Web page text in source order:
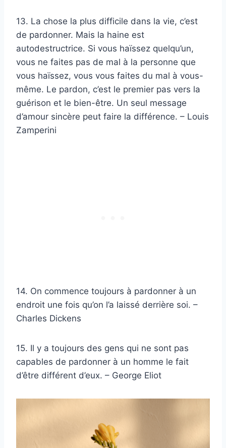
13. La chose la plus difficile dans la vie, c’est
de pardonner. Mais la haine est
autodestructrice. Si vous haïssez quelqu’un,
vous ne faites pas de mal à la personne que
vous haïssez, vous vous faites du mal à vous-
même. Le pardon, c’est le premier pas vers la
guérison et le bien-être. Un seul message
d’amour sincère peut faire la différence. – Louis
Zamperini
14. On commence toujours à pardonner à un
endroit une fois qu’on l’a laissé derrière soi. –
Charles Dickens
15. Il y a toujours des gens qui ne sont pas
capables de pardonner à un homme le fait
d’être différent d’eux. – George Eliot